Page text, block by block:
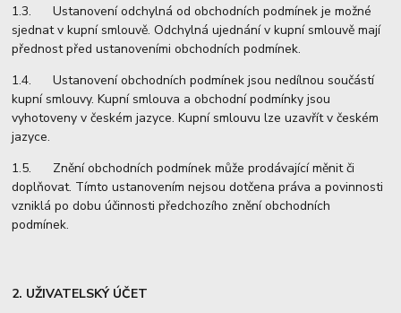
1.3. Ustanovení odchylná od obchodních podmínek je možné
sjednat v kupní smlouvě. Odchylná ujednání v kupní smlouvě mají
přednost před ustanoveními obchodních podmínek.
1.4. Ustanovení obchodních podmínek jsou nedílnou součástí
kupní smlouvy. Kupní smlouva a obchodní podmínky jsou
vyhotoveny v českém jazyce. Kupní smlouvu lze uzavřít v českém
jazyce.
1.5. Znění obchodních podmínek může prodávající měnit či
doplňovat. Tímto ustanovením nejsou dotčena práva a povinnosti
vzniklá po dobu účinnosti předchozího znění obchodních
podmínek.
2. UŽIVATELSKÝ ÚČET